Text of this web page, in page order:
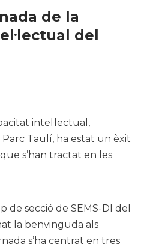
de la
del
intel·lectual,
Taulí, ha estat un èxit
s’han tractat en les
de secció de SEMS-DI del
la benvinguda als
s’ha centrat en tres